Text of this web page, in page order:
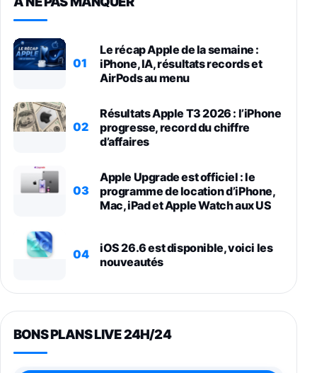
01
Le récap Apple de la semaine :
iPhone, IA, résultats records et
AirPods au menu
02
Résultats Apple T3 2026 : l’iPhone
progresse, record du chiffre
d’affaires
03
Apple Upgrade est officiel : le
programme de location d’iPhone,
Mac, iPad et Apple Watch aux US
04
iOS 26.6 est disponible, voici les
nouveautés
BONS PLANS LIVE 24H/24